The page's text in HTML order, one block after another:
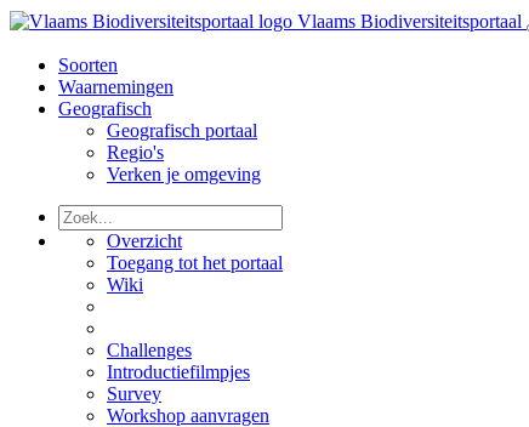
Vlaams Biodiversiteitsportaal
Soorten
Waarnemingen
Geografisch
Geografisch portaal
Regio's
Verken je omgeving
Overzicht
Toegang tot het portaal
Wiki
Challenges
Introductiefilmpjes
Survey
Workshop aanvragen